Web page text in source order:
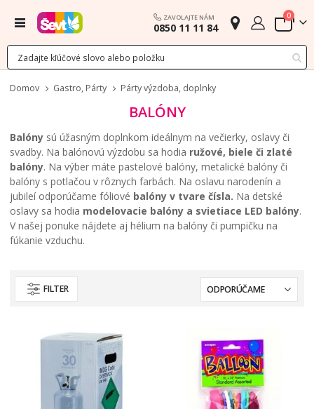
Menu ZAVOLAJTE NÁM
0850 11 11 84 Cart
0
Domov Gastro, Párty Párty výzdoba, doplnky
BALÓNY
Balóny sú úžasným doplnkom ideálnym na večierky, oslavy či
svadby. Na balónovú výzdobu sa hodia ružové, biele či zlaté
balóny. Na výber máte pastelové balóny, metalické balóny či
balóny s potlačou v rôznych farbách. Na oslavu narodenín a
jubileí odporúčame fóliové balóny v tvare čísla. Na detské
oslavy sa hodia modelovacie balóny a svietiace LED balóny.
V našej ponuke nájdete aj hélium na balóny či pumpičku na
fúkanie vzduchu.
FILTER